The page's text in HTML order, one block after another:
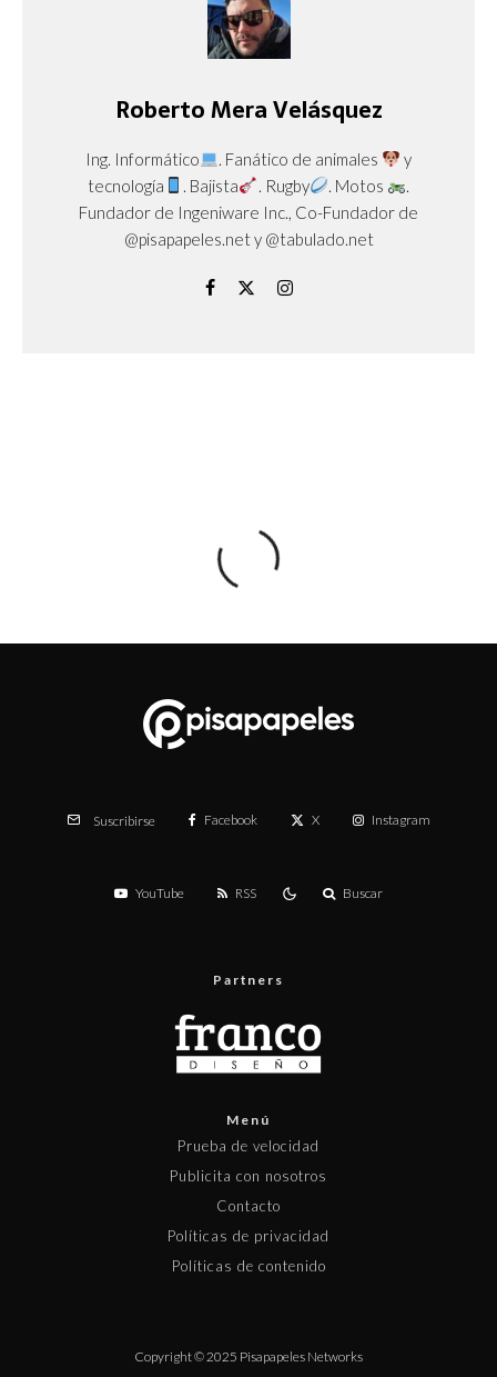
Roberto Mera Velásquez
Ing. Informático . Fanático de animales
y
tecnología
. Bajista . Rugby . Motos
.
Fundador de Ingeniware Inc., Co-Fundador de
@pisapapeles.net y @tabulado.net
Suscribirse Facebook X Instagram
YouTube RSS Buscar
Partners
Menú
Prueba de velocidad
Publicita con nosotros
Contacto
Políticas de privacidad
Políticas de contenido
Copyright © 2025 Pisapapeles Networks